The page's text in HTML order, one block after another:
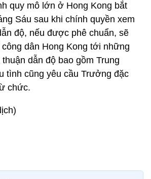
quy mô lớn ở Hong Kong bắt
Sáu sau khi chính quyền xem
độ, nếu được phê chuẩn, sẽ
dân Hong Kong tới những
dẫn độ bao gồm Trung
tình cũng yêu cầu Trưởng đặc
chức.